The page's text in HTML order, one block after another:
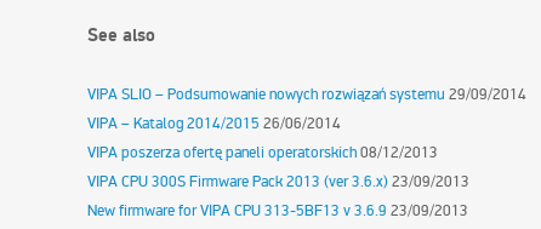
See also
VIPA SLIO – Podsumowanie nowych rozwiązań systemu 29/09/2014
VIPA – Katalog 2014/2015 26/06/2014
VIPA poszerza ofertę paneli operatorskich08/12/2013
VIPA CPU 300S Firmware Pack 2013 (ver 3.6.x)23/09/2013
New firmware for VIPA CPU 313-5BF13 v 3.6.9 23/09/2013